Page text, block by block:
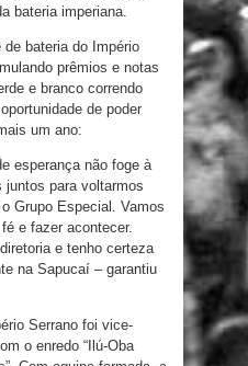
bateria imperiana.
bateria do Império
prêmios e notas
e branco correndo
de poder
um ano:
esperança não foge à
para voltarmos
Grupo Especial. Vamos
e fazer acontecer.
e tenho certeza
na Sapucaí – garantiu
Serrano foi vice-
o enredo “Ilú-Oba